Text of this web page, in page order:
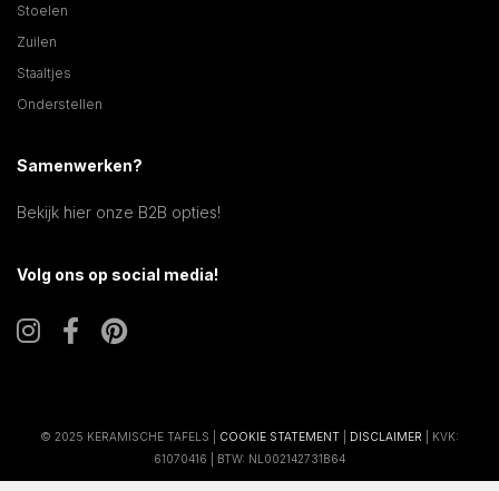
Stoelen
Zuilen
Staaltjes
Onderstellen
Samenwerken?
Bekijk hier onze B2B opties!
Volg ons op social media!
© 2025 KERAMISCHE TAFELS | COOKIE STATEMENT DISCLAIMER | KVK:
61070416 | BTW: NL002142731B64